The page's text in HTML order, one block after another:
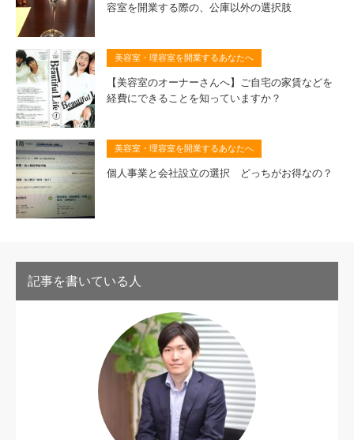
容室を開業する際の、公庫以外の選択肢
美容室・理容室を開業するあなたへ
【美容室のオーナーさんへ】ご自宅の家賃などを
経費にできることを知っていますか？
美容室・理容室を開業するあなたへ
個人事業と会社設立の選択 どっちがお得なの？
記事を書いている人